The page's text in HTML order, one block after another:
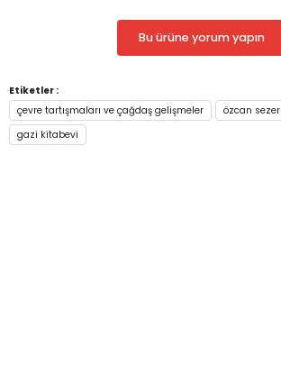
Bu ürüne yorum yapın
Etiketler :
çevre tartışmaları ve çağdaş gelişmeler
özcan sezer
gazi kitabevi